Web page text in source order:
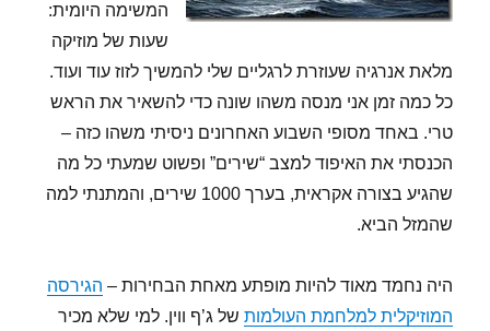
המשימה היומית:
שעות של מוזיקה
מלאת אנרגיה שעוזרת לרגליים שלי להמשיך לזוז עוד ועוד.
כל כמה זמן אני מנסה משהו שונה כדי להשאיר את הראש
טרי. באחד מסופי השבוע האחרונים ניסיתי משהו כזה –
הכנסתי את האיפוד למצב “שירים” ופשוט שמעתי כל מה
שהגיע בצורה אקראית, בערך 1000 שירים, והמתנתי למה
שהמזל הביא.
היה נחמד מאוד להיות מופתע מאחת הבחירות – הגירסה
המוזיקלית למלחמת העולמות של ג’ף ווין. למי שלא מכיר